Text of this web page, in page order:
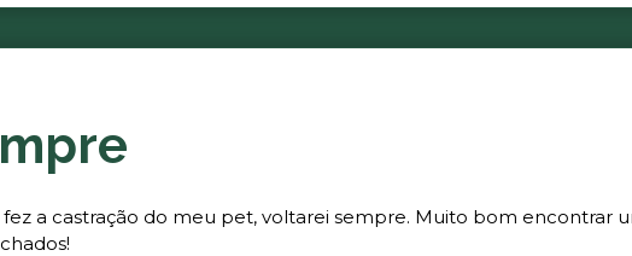
a castração do meu pet, voltarei sempre. Muito bom encontrar